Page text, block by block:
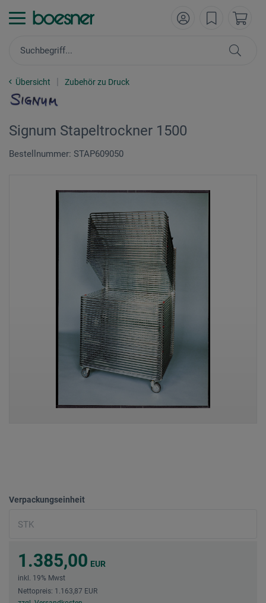
Übersicht Zubehör zu Druck
Signum Stapeltrockner 1500
Bestellnummer: STAP609050
Verpackungseinheit
1.385,00 EUR
inkl. 19% Mwst
Nettopreis: 1.163,87 EUR